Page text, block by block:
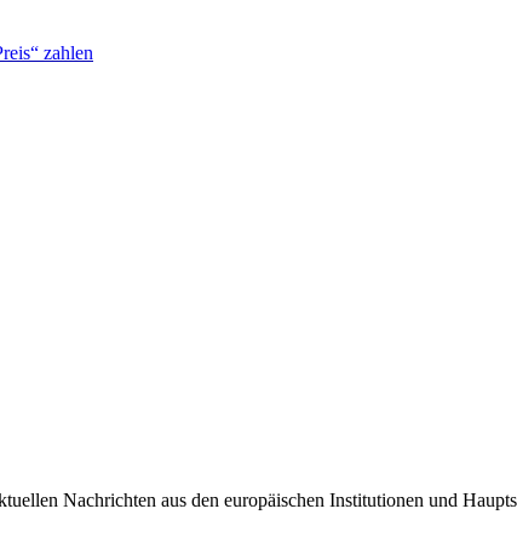
zahlen
Nachrichten aus den europäischen Institutionen und